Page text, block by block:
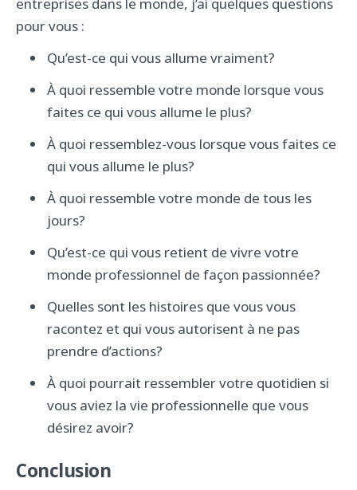
pour vous :
Qu’est-ce qui vous allume vraiment?
À quoi ressemble votre monde lorsque vous
faites ce qui vous allume le plus?
À quoi ressemblez-vous lorsque vous faites ce
qui vous allume le plus?
À quoi ressemble votre monde de tous les
jours?
Qu’est-ce qui vous retient de vivre votre
monde professionnel de façon passionnée?
Quelles sont les histoires que vous vous
racontez et qui vous autorisent à ne pas
prendre d’actions?
À quoi pourrait ressembler votre quotidien si
vous aviez la vie professionnelle que vous
désirez avoir?
Conclusion